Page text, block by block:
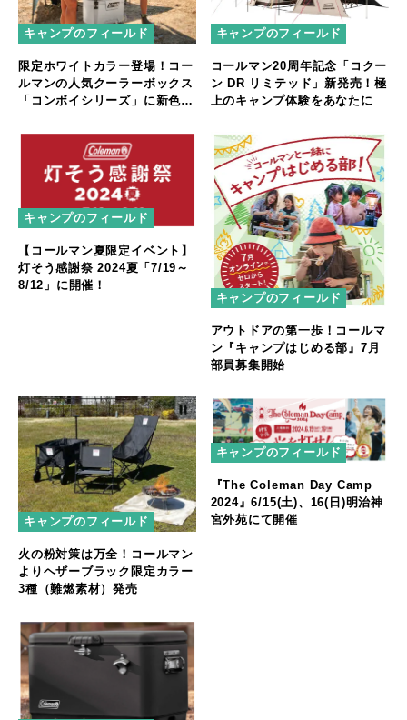
キャンプのフィールド
限定ホワイトカラー登場！コー
ルマンの人気クーラーボックス
「コンボイシリーズ」に新色追
キャンプのフィールド
コールマン20周年記念「コクー
ン DR リミテッド」新発売！極
上のキャンプ体験をあなたに
キャンプのフィールド
【コールマン夏限定イベント】
灯そう感謝祭 2024夏「7/19～
8/12」に開催！
キャンプのフィールド
アウトドアの第一歩！コールマ
ン『キャンプはじめる部』7月
部員募集開始
キャンプのフィールド
火の粉対策は万全！コールマン
よりヘザーブラック限定カラー
3種（難燃素材）発売
キャンプのフィールド
『The Coleman Day Camp
2024』6/15(土)、16(日)明治神
宮外苑にて開催